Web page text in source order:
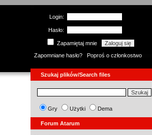
Login:
Hasło:
Zapamiętaj mnie
Zapomniane hasło?
Poproś o członkostwo
Szukaj plików/Search files
Gry Użytki Dema
Forum Atarum